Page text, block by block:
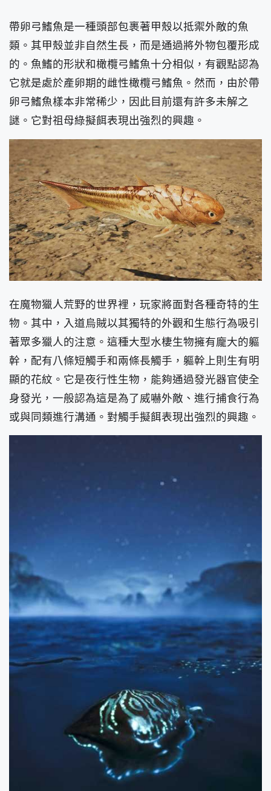
帶卵弓鰭魚是一種頭部包裹著甲殼以抵禦外敵的魚
類。其甲殼並非自然生長，而是通過將外物包覆形成
的。魚鰭的形狀和橄欖弓鰭魚十分相似，有觀點認為
它就是處於產卵期的雌性橄欖弓鰭魚。然而，由於帶
卵弓鰭魚樣本非常稀少，因此目前還有許多未解之
謎。它對祖母綠擬餌表現出強烈的興趣。
在魔物獵人荒野的世界裡，玩家將面對各種奇特的生
物。其中，入道烏賊以其獨特的外觀和生態行為吸引
著眾多獵人的注意。這種大型水棲生物擁有龐大的軀
幹，配有八條短觸手和兩條長觸手，軀幹上則生有明
顯的花紋。它是夜行性生物，能夠通過發光器官使全
身發光，一般認為這是為了威嚇外敵、進行捕食行為
或與同類進行溝通。對觸手擬餌表現出強烈的興趣。